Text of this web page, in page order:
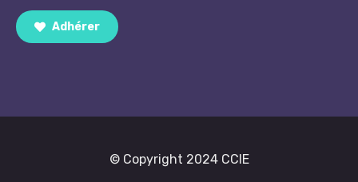
Adhérer
© Copyright 2024 CCIE